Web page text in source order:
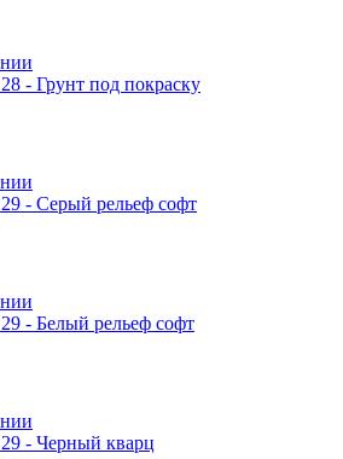
- Грунт под покраску
- Серый рельеф софт
- Белый рельеф софт
- Черный кварц